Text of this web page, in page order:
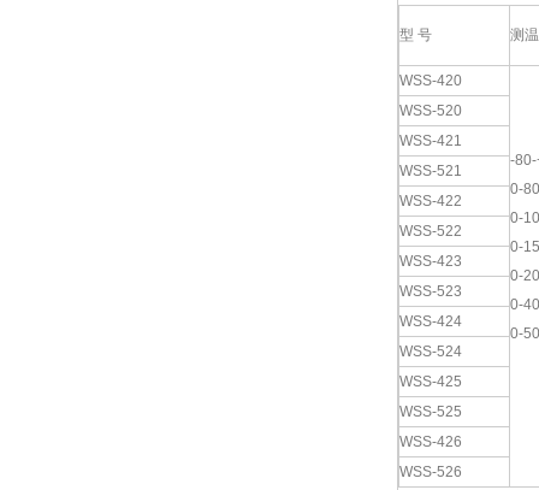
型 号 测
WSS-420
-
0-80
0-
0-
0-
0-
0-
WSS-520
WSS-421
WSS-521
WSS-422
WSS-522
WSS-423
WSS-523
WSS-424
WSS-524
WSS-425
WSS-525
WSS-426
WSS-526